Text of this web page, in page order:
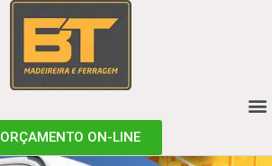
ORÇAMENTO ON-LINE